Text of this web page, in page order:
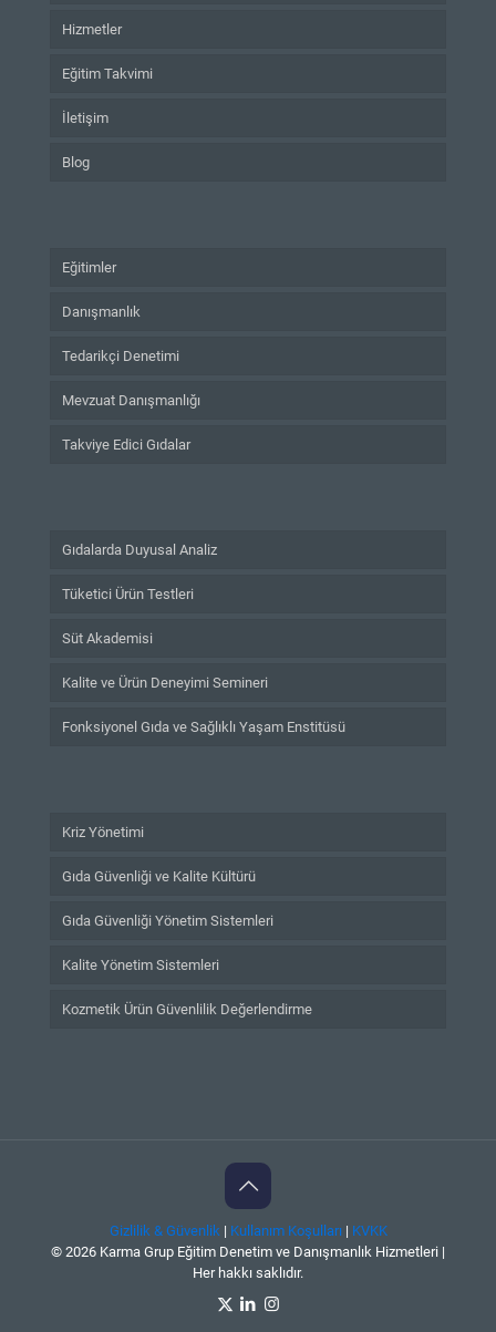
Hizmetler
Eğitim Takvimi
İletişim
Blog
Eğitimler
Danışmanlık
Tedarikçi Denetimi
Mevzuat Danışmanlığı
Takviye Edici Gıdalar
Gıdalarda Duyusal Analiz
Tüketici Ürün Testleri
Süt Akademisi
Kalite ve Ürün Deneyimi Semineri
Fonksiyonel Gıda ve Sağlıklı Yaşam Enstitüsü
Kriz Yönetimi
Gıda Güvenliği ve Kalite Kültürü
Gıda Güvenliği Yönetim Sistemleri
Kalite Yönetim Sistemleri
Kozmetik Ürün Güvenlilik Değerlendirme
Gizlilik & Güvenlik | Kullanım Koşulları | KVKK
© 2026 Karma Grup Eğitim Denetim ve Danışmanlık Hizmetleri |
Her hakkı saklıdır.